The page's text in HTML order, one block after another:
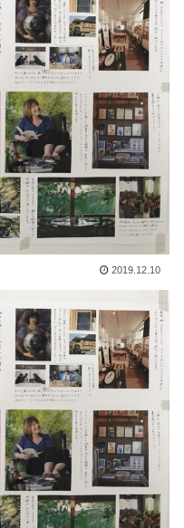
2019.12.10